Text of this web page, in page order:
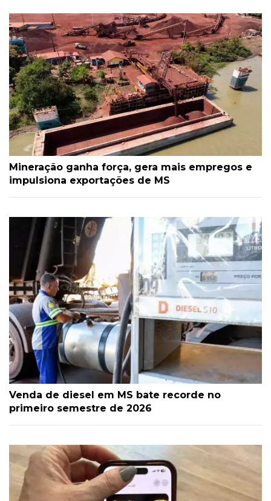
Mineração ganha força, gera mais empregos e
impulsiona exportações de MS
Venda de diesel em MS bate recorde no
primeiro semestre de 2026